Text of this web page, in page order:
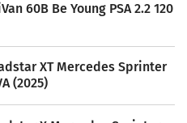
60B Be Young PSA 2.2 120
XT Mercedes Sprinter
(2025)